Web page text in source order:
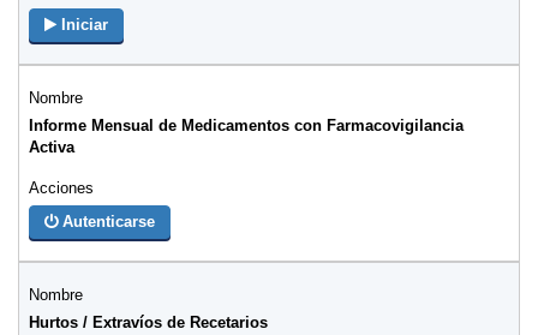
Iniciar
Informe Mensual de Medicamentos con Farmacovigilancia
Activa
Autenticarse
Hurtos / Extravíos de Recetarios